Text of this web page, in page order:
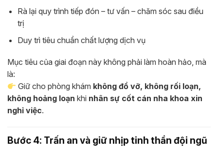
Rà lại quy trình tiếp đón – tư vấn – chăm sóc sau điều
trị
Duy trì tiêu chuẩn chất lượng dịch vụ
Mục tiêu của giai đoạn này không phải làm hoàn hảo, mà
là:
Giữ cho phòng khám không đổ vỡ, không rối loạn,
không hoảng loạn khi nhân sự cốt cán nha khoa xin
nghỉ việc.
Bước 4: Trấn an và giữ nhịp tinh thần đội ngũ